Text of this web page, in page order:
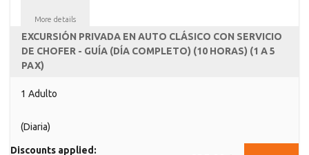
More details
EXCURSIÓN PRIVADA EN AUTO CLÁSICO CON SERVICIO
DE CHOFER - GUÍA (DÍA COMPLETO) (10 HORAS) (1 A 5
PAX)
1 Adulto
(Diaria)
Discounts applied: